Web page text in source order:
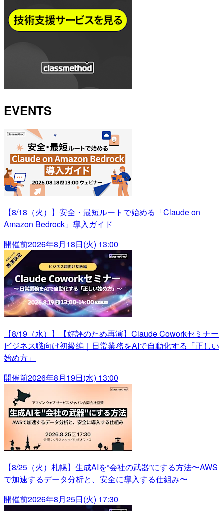
EVENTS
【8/18（火）】安全・最短ルートで始める「Claude on
Amazon Bedrock」導入ガイド
開催前2026年8月18日(火) 13:00
【8/19（水）】【好評のため再演】Claude Coworkセミナー
ビジネス職向け初級編｜日常業務をAIで自動化する「正しい
始め方」
開催前2026年8月19日(水) 13:00
【8/25（火）札幌】生成AIを“会社の武器”にする方法〜AWS
で加速するデータ分析と、安全に導入する仕組み〜
開催前2026年8月25日(火) 17:30